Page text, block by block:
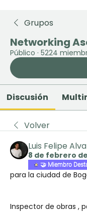
Grupos
Networking
Público · 5224
Discusión
Volver
Luis Felipe
8 de febrero
🤝 Miembro
para la ciudad de
Inspector de obras ,